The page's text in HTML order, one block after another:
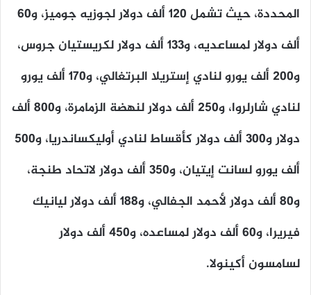
المحددة، حيث تشمل 120 ألف دولار لجوزيه جوميز، و60
ألف دولار لمساعديه، و133 ألف دولار لكريستيان جروس،
و200 ألف يورو لنادي إستريلا البرتغالي، و170 ألف يورو
لنادي شارلروا، و250 ألف دولار لنهضة الزمامرة، و800 ألف
دولار و300 ألف دولار كأقساط لنادي أوليكساندريا، و500
ألف يورو لسانت إيتيان، و350 ألف دولار لاتحاد طنجة،
و80 ألف دولار لأحمد الجفالي، و188 ألف دولار ليانيك
فيريرا، و60 ألف دولار لمساعده، و450 ألف دولار
لسامسون أكينولا.